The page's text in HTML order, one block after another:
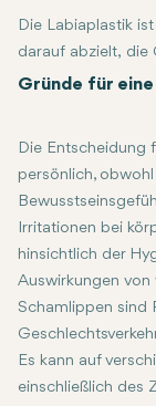
Die Labiaplastik
darauf abzielt, die
(innere
Bedenken oder
Regel von einem
Chirurgie
Bedürfnisse jedes
Gründe für
Die Entscheidung
persönlich,
Irritationen bei
hinsichtlich der
Auswirkungen
Schamlippen sind
Es kann auf
einschließlich des